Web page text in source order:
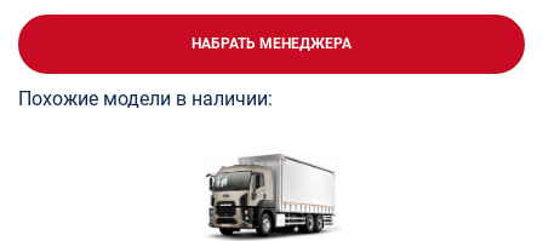
НАБРАТЬ МЕНЕДЖЕРА
Похожие модели в наличии: